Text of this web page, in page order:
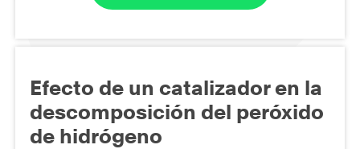
Efecto de un catalizador en la
descomposición del peróxido
de hidrógeno